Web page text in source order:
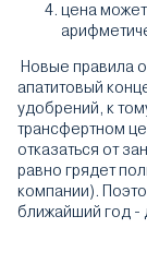
цена
Новые правила
апатитовый
удобрений, к
трансфертном
отказаться от
равно грядет
компании).
ближайший год -